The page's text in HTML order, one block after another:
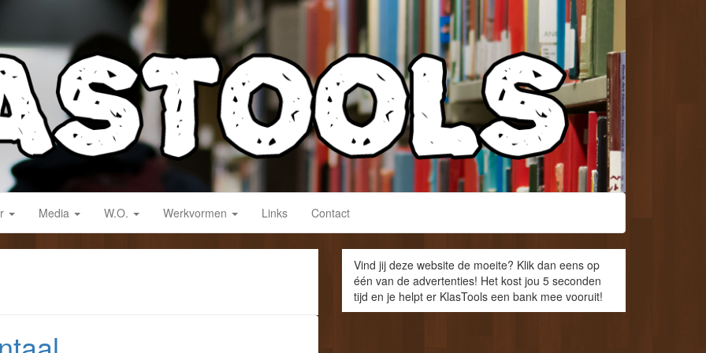
Media W.O. Werkvormen Links Contact
Vind jij deze website de moeite? Klik dan eens op
één van de advertenties! Het kost jou 5 seconden
tijd en je helpt er KlasTools een bank mee vooruit!